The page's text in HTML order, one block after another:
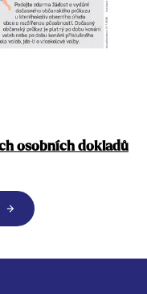
osobních dokladů